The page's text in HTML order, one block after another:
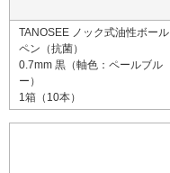
TANOSEE ノック式油性ボール
ペン（抗菌）
0.7mm 黒（軸色：ペールブル
ー）
1箱（10本）